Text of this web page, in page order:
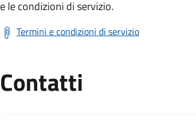
e le condizioni di servizio.
Termini e condizioni di servizio
Contatti